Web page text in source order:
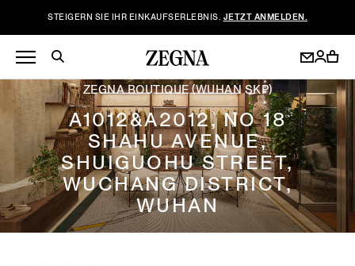
STEIGERN SIE IHR EINKAUFSERLEBNIS. JETZT ANMELDEN.
ZEGNA BOUTIQUE (WUHAN SKP)
A1012&A2012, NO 18
SHAHU AVENUE,
SHUIGUOHU STREET,
WUCHANG DISTRICT,
WUHAN